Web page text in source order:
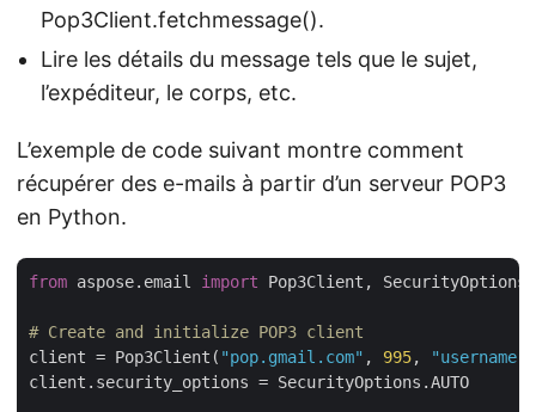
Pop3Client.fetchmessage().
Lire les détails du message tels que le sujet,
l’expéditeur, le corps, etc.
L’exemple de code suivant montre comment
récupérer des e-mails à partir d’un serveur POP3
en Python.
from aspose.email import Pop3Client, SecurityOptions
# Create and initialize POP3 client
client = Pop3Client( "pop.gmail.com" , 995, "username"
client.security_options = SecurityOptions.AUTO